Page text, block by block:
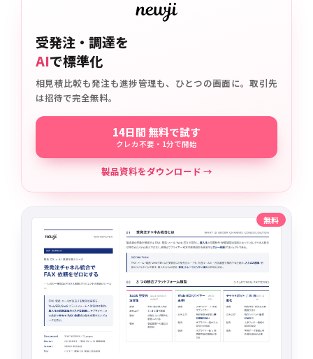
受発注・調達を
AIで標準化
相見積比較も発注も進捗管理も、ひとつの画面に。取引先
は招待で完全無料。
14日間 無料で試す
クレカ不要・1分で開始
製品資料をダウンロード →
無料